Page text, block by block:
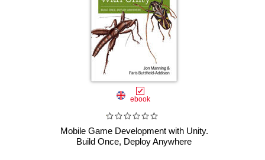
ebook
Mobile Game Development with Unity.
Build Once, Deploy Anywhere